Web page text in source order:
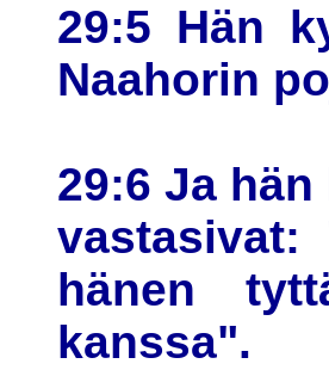
29:5 Hän
Naahorin
29:6 Ja
hänen
kanssa".